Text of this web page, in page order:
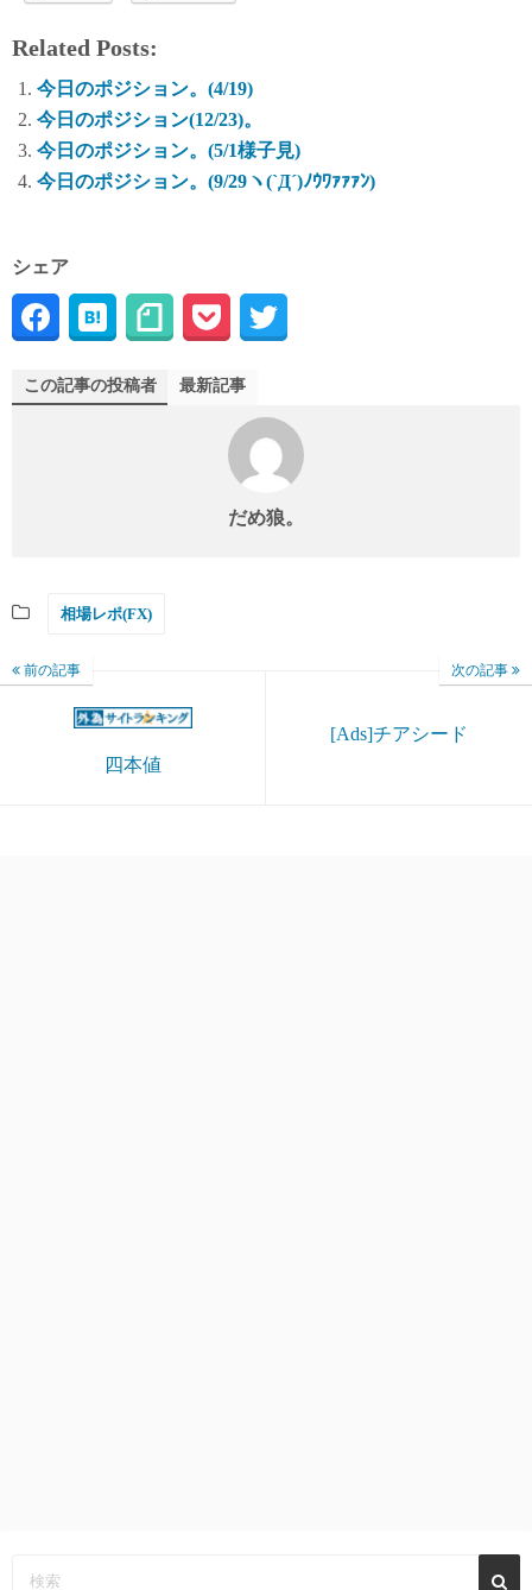
Related Posts:
今日のポジション。(4/19)
今日のポジション(12/23)。
今日のポジション。(5/1様子見)
今日のポジション。(9/29ヽ(`Д´)ﾉｳﾜｧｧｧﾝ)
シェア
この記事の投稿者 最新記事
だめ狼。
相場レポ(FX)
前の記事
四本値
次の記事
[Ads]チアシード